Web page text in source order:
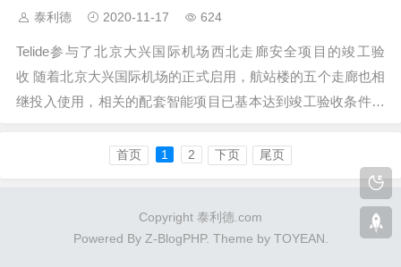
泰利德 2020-11-17 624
Telide参与了北京大兴国际机场西北走廊安全项目的竣工验
收 随着北京大兴国际机场的正式启用，航站楼的五个走廊也相
继投入使用，相关的配套智能项目已基本达到竣工验收条件。
首页 1 2 下页 尾页
Copyright 泰利德.com
Powered By Z-BlogPHP. Theme by TOYEAN